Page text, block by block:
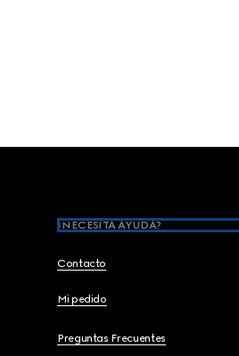
¿NECESITA AYUDA?
Contacto
Mi pedido
Preguntas Frecuentes